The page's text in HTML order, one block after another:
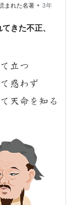
どん開いてい
まれた名著 • 3年
きた不正、